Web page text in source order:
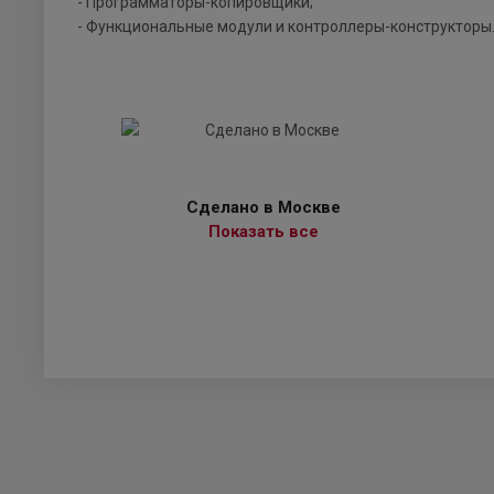
- Функциональные модули и контроллеры-конструкторы.
Сделано в Москве
Показать все